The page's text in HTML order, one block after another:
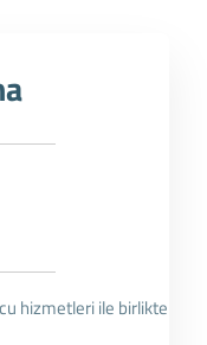
hizmetleri ile birlikte